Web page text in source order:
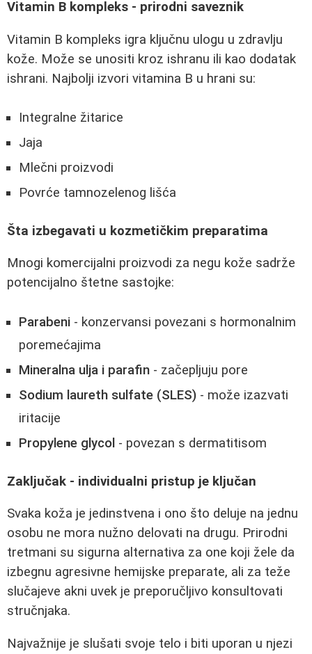
Vitamin B kompleks - prirodni saveznik
Vitamin B kompleks igra ključnu ulogu u zdravlju
kože. Može se unositi kroz ishranu ili kao dodatak
ishrani. Najbolji izvori vitamina B u hrani su:
Integralne žitarice
Jaja
Mlečni proizvodi
Povrće tamnozelenog lišća
Šta izbegavati u kozmetičkim preparatima
Mnogi komercijalni proizvodi za negu kože sadrže
potencijalno štetne sastojke:
Parabeni - konzervansi povezani s hormonalnim
poremećajima
Mineralna ulja i parafin - začepljuju pore
Sodium laureth sulfate (SLES) - može izazvati
iritacije
Propylene glycol - povezan s dermatitisom
Zaključak - individualni pristup je ključan
Svaka koža je jedinstvena i ono što deluje na jednu
osobu ne mora nužno delovati na drugu. Prirodni
tretmani su sigurna alternativa za one koji žele da
izbegnu agresivne hemijske preparate, ali za teže
slučajeve akni uvek je preporučljivo konsultovati
stručnjaka.
Najvažnije je slušati svoje telo i biti uporan u njezi